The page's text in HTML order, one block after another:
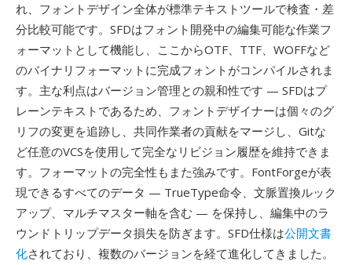
れ、フォントデザイン全体が標準テキストツールで検査・差
分比較可能です。SFDはフォント開発中の編集可能な作業フ
ォーマットとして機能し、ここからOTF、TTF、WOFFなど
のバイナリフォーマットに完成フォントがコンパイルされま
す。主な利点はバージョン管理との親和性です — SFDはプ
レーンテキストであるため、フォントデザイナーは個々のグ
リフの変更を追跡し、共同作業者の貢献をマージし、Gitな
ど任意のVCSを使用して完全なリビジョン履歴を維持できま
す。フォーマットの完全性もまた強みです。FontForgeが表
現できるすべてのデータ — TrueType命令、文脈置換ルック
アップ、マルチマスター軸を含む — を保持し、編集中のラ
ウンドトリップデータ損失を防ぎます。SFD仕様は公開文書
化されており、複数のバージョンを経て進化してきました。